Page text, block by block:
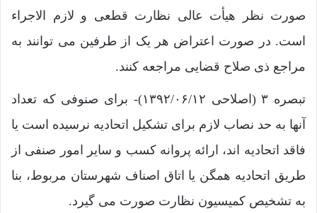
صورت نظر هیأت عالی نظارت قطعی و لازم‌ الاجراء
‌است. در صورت اعتراض هر یک از طرفین می ‌توانند به
مراجع ذی‌ صلاح قضایی مراجعه‌ کنند.
تبصره ۳ (اصلاحی ۱۳۹۲/۰۶/۱۲)- برای صنوفی که تعداد
آنها به حد نصاب لازم برای تشکیل اتحادیه نرسیده است یا
فاقد اتحادیه‌ اند، ارائه پروانه کسب و سایر امور صنفی از
طریق اتحادیه همگن یا اتاق اصناف شهرستان مربوط، بنا
به تشخیص کمیسیون نظارت صورت می‌ گیرد.